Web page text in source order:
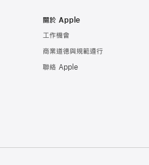
關於 Apple
工作機會
商業道德與規範遵行
聯絡 Apple